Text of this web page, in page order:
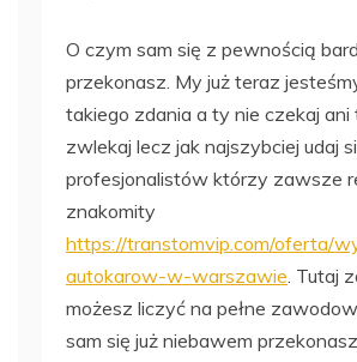
O czym sam się z pewnością
przekonasz. My już teraz
takiego zdania a ty nie czekaj ani
zwlekaj lecz jak najszybciej udaj
profesjonalistów którzy zawsze
znakomity
https://transtomvip.com/oferta/
autokarow-w-warszawie . Tutaj
możesz liczyć na pełne
sam się już niebawem przekonasz.